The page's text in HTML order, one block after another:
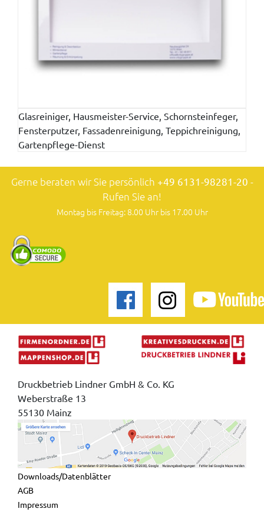
Glasreiniger, Hausmeister-Service, Schornsteinfeger,
Fensterputzer, Fassadenreinigung, Teppichreinigung,
Gartenpflege-Dienst
Gerne beraten wir Sie persönlich +49 6131-98281-20 -
Rufen Sie an!
Montag bis Freitag: 8.00 Uhr bis 17.00 Uhr
Druckbetrieb Lindner GmbH & Co. KG
Weberstraße 13
55130 Mainz
Downloads/Datenblätter
AGB
Impressum